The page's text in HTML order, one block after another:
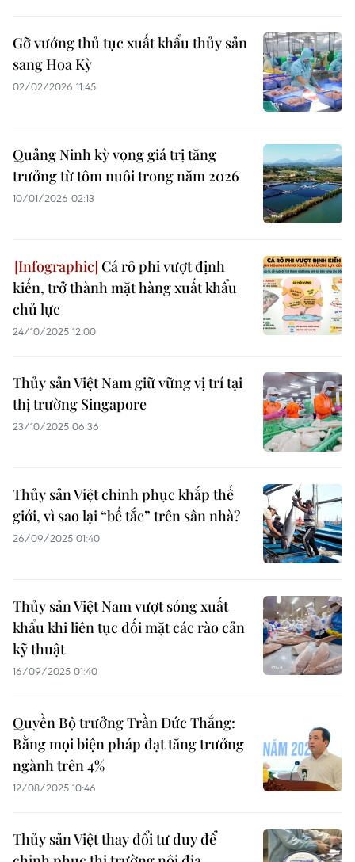
Gỡ vướng thủ tục xuất khẩu thủy sản
sang Hoa Kỳ
02/02/2026 11:45
Quảng Ninh kỳ vọng giá trị tăng
trưởng từ tôm nuôi trong năm 2026
10/01/2026 02:13
Cá rô phi vượt định
kiến, trở thành mặt hàng xuất khẩu
chủ lực
24/10/2025 12:00
Thủy sản Việt Nam giữ vững vị trí tại
thị trường Singapore
23/10/2025 06:36
Thủy sản Việt chinh phục khắp thế
giới, vì sao lại “bế tắc” trên sân nhà?
26/09/2025 01:40
Thủy sản Việt Nam vượt sóng xuất
khẩu khi liên tục đối mặt các rào cản
kỹ thuật
16/09/2025 01:40
Quyền Bộ trưởng Trần Đức Thắng:
Bằng mọi biện pháp đạt tăng trưởng
ngành trên 4%
12/08/2025 10:46
Thủy sản Việt thay đổi tư duy để